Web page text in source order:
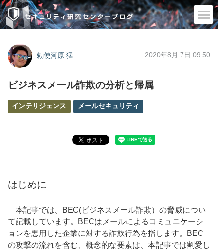
勅使河原 猛 2020年8月 7日 09:50
ビジネスメール詐欺の分析と帰属
インテリジェンス メールセキュリティ
はじめに
本記事では、BEC(ビジネスメール詐欺）の脅威につい
て記載しています。BECはメールによるコミュニケーシ
ョンを悪用した企業に対する詐欺行為を指します。
BEC
の攻撃の流れを含む、概念的な要素は、本記事では割愛し